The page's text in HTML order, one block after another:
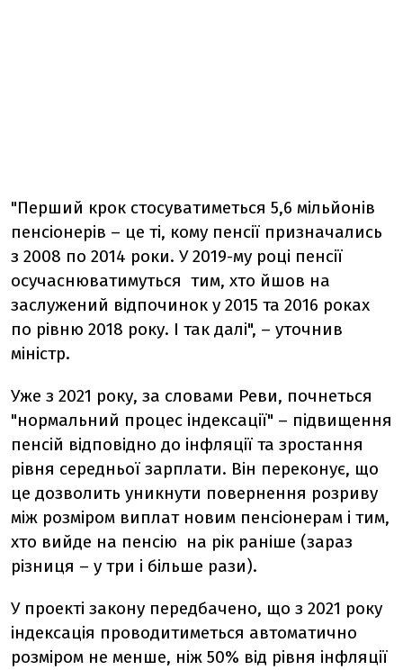
"Перший крок стосуватиметься 5,6 мільйонів
пенсіонерів – це ті, кому пенсії призначались
з 2008 по 2014 роки. У 2019-му році пенсії
осучаснюватимуться тим, хто йшов на
заслужений відпочинок у 2015 та 2016 роках
по рівню 2018 року. І так далі", – уточнив
міністр.
Уже з 2021 року, за словами Реви, почнеться
"нормальний процес індексації" – підвищення
пенсій відповідно до інфляції та зростання
рівня середньої зарплати. Він переконує, що
це дозволить уникнути повернення розриву
між розміром виплат новим пенсіонерам і тим,
хто вийде на пенсію на рік раніше (зараз
різниця – у три і більше рази).
У проекті закону передбачено, що з 2021 року
індексація проводитиметься автоматично
розміром не менше, ніж 50% від рівня інфляції